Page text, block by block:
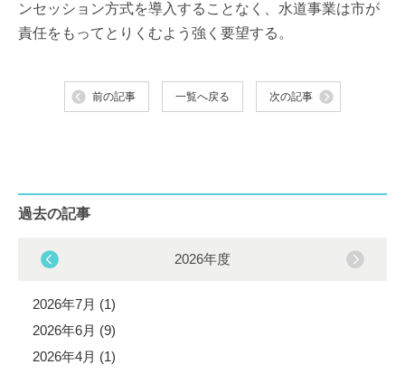
ンセッション方式を導入することなく、水道事業は市が
責任をもってとりくむよう強く要望する。
前の記事 一覧へ戻る 次の記事
過去の記事
2026年度
2026年7月 (1)
2026年6月 (9)
2026年4月 (1)